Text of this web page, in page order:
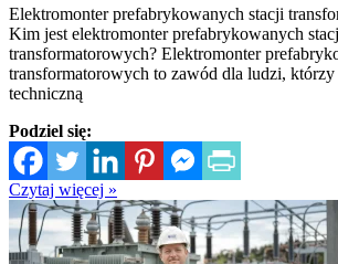
Elektromonter prefabrykowanych stacji
Kim jest elektromonter prefabrykowanych
transformatorowych? Elektromonter
transformatorowych to zawód dla ludzi,
techniczną
Podziel się:
Czytaj więcej »